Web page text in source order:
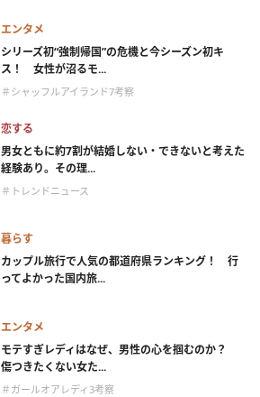
エンタメ
シリーズ初“強制帰国”の危機と今シーズン初キ
ス！ 女性が沼るモ...
＃シャッフルアイランド7考察
恋する
男女ともに約7割が結婚しない・できないと考えた
経験あり。その理...
＃トレンドニュース
暮らす
カップル旅行で人気の都道府県ランキング！ 行
ってよかった国内旅...
エンタメ
モテすぎレディはなぜ、男性の心を掴むのか？
傷つきたくない女た...
＃ガールオアレディ3考察